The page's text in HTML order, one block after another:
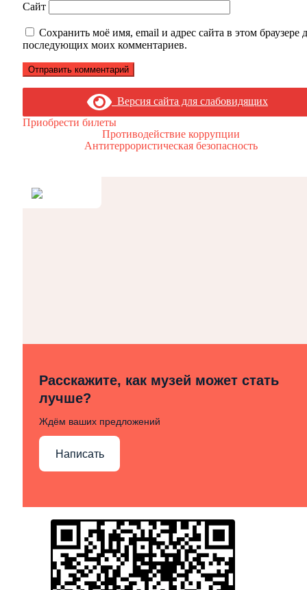
Сайт
Сохранить моё имя, email и адрес сайта в этом браузере
последующих моих комментариев.
Версия сайта для слабовидящих
Приобрести билеты
Противодействие коррупции
Антитеррористическая безопасность
Расскажите, как музей может стать
лучше?
Ждём ваших предложений
Написать